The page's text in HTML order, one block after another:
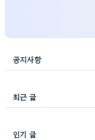
공지사항
최근 글
인기 글